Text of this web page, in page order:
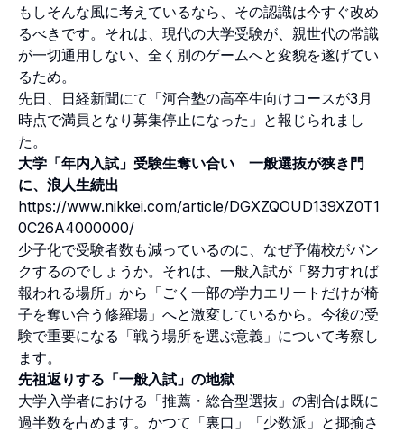
もしそんな風に考えているなら、その認識は今すぐ改め
るべきです。それは、現代の大学受験が、親世代の常識
が一切通用しない、全く別のゲームへと変貌を遂げてい
るため。
先日、日経新聞にて「河合塾の高卒生向けコースが3月
時点で満員となり募集停止になった」と報じられまし
た。
大学「年内入試」受験生奪い合い 一般選抜が狭き門
に、浪人生続出
https://www.nikkei.com/article/DGXZQOUD139XZ0T1
0C26A4000000/
少子化で受験者数も減っているのに、なぜ予備校がパン
クするのでしょうか。それは、一般入試が「努力すれば
報われる場所」から「ごく一部の学力エリートだけが椅
子を奪い合う修羅場」へと激変しているから。今後の受
験で重要になる「戦う場所を選ぶ意義」について考察し
ます。
先祖返りする「一般入試」の地獄
大学入学者における「推薦・総合型選抜」の割合は既に
過半数を占めます。かつて「裏口」「少数派」と揶揄さ